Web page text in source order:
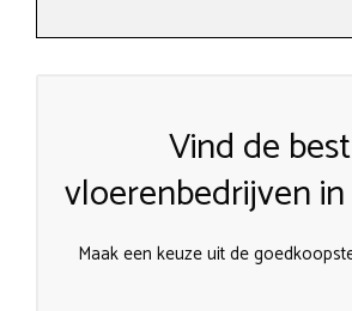
Vind de
vloerenbedrijven
Maak een keuze uit de